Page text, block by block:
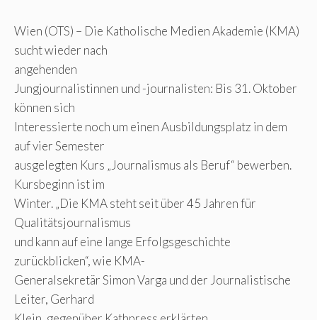
Wien (OTS) – Die Katholische Medien Akademie (KMA)
sucht wieder nach
angehenden
Jungjournalistinnen und -journalisten: Bis 31. Oktober
können sich
Interessierte noch um einen Ausbildungsplatz in dem
auf vier Semester
ausgelegten Kurs „Journalismus als Beruf“ bewerben.
Kursbeginn ist im
Winter. „Die KMA steht seit über 45 Jahren für
Qualitätsjournalismus
und kann auf eine lange Erfolgsgeschichte
zurückblicken“, wie KMA-
Generalsekretär Simon Varga und der Journalistische
Leiter, Gerhard